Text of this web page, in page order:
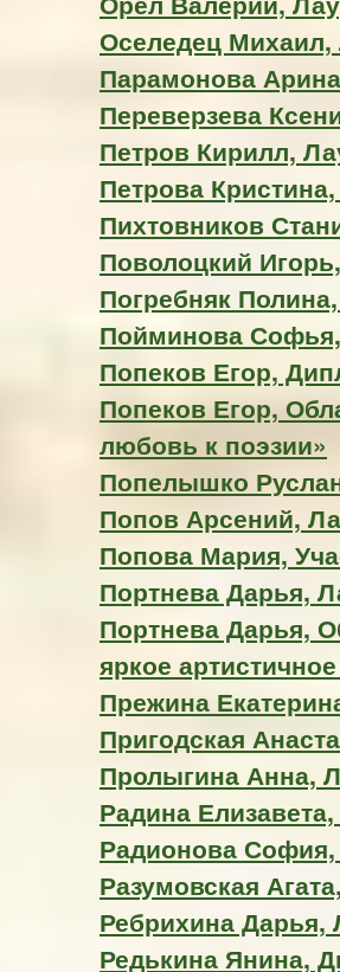
Оселедец Михаил,
Парамонова
Переверзева
Петров Кирилл,
Петрова
Пихтовников
Поволоцкий
Погребняк
Пойминова
Попеков Егор,
Попеков Егор,
любовь к поэзии»
Попелышко
Попов Арсений,
Попова Мария,
Портнева Дарья,
Портнева Дарья,
яркое
Прежина
Пригодская
Пролыгина Анна,
Радина
Радионова София,
Разумовская
Ребрихина Дарья,
Редькина Янина,